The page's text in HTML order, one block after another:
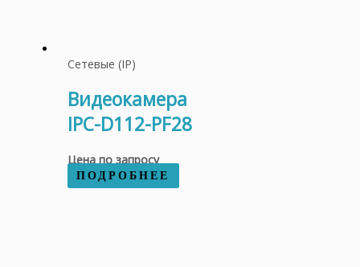
Сетевые (IP)
Видеокамера
IPC-D112-PF28
Цена по запросу
ПОДРОБНЕЕ